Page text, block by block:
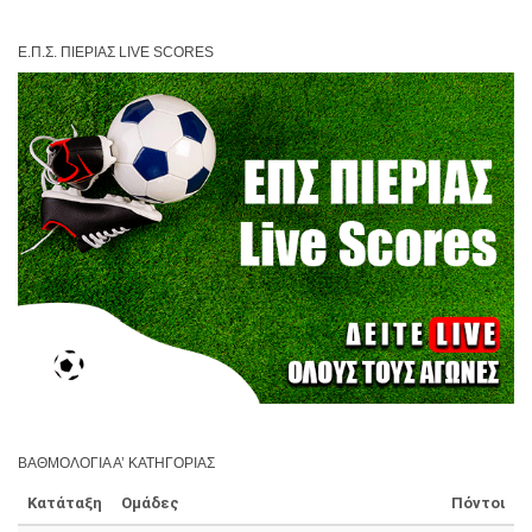
Ε.Π.Σ. ΠΙΕΡΊΑΣ LIVE SCORES
ΒΑΘΜΟΛΟΓΊΑ Α’ ΚΑΤΗΓΟΡΊΑΣ
Κατάταξη Ομάδες Πόντοι